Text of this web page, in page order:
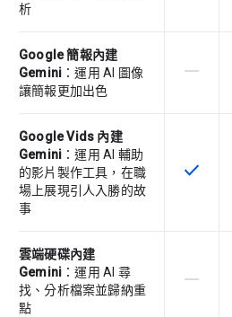
析
Google 簡報內建
Gemini ：運用 AI 圖像
讓簡報更加出色
這個
horizontal_rule
Google Vids 內建
Gemini ：運用 AI 輔助
的影片製作工具，在職
場上展現引人入勝的故
事
這項功
check
雲端硬碟內建
Gemini ：運用 AI 尋
找、分析檔案並歸納重
點
這個
horizontal_rule